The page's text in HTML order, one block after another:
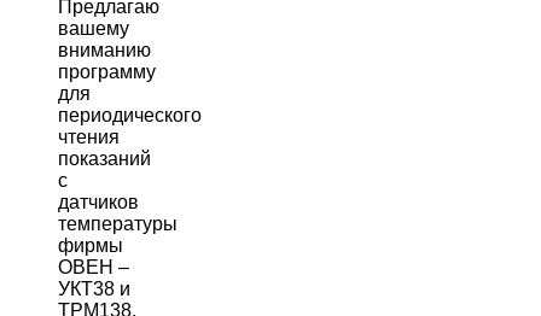
Предлагаю
вашему
вниманию
программу
для
периодического
чтения
показаний
с
датчиков
температуры
фирмы
ОВЕН –
УКТ38 и
ТРМ138.